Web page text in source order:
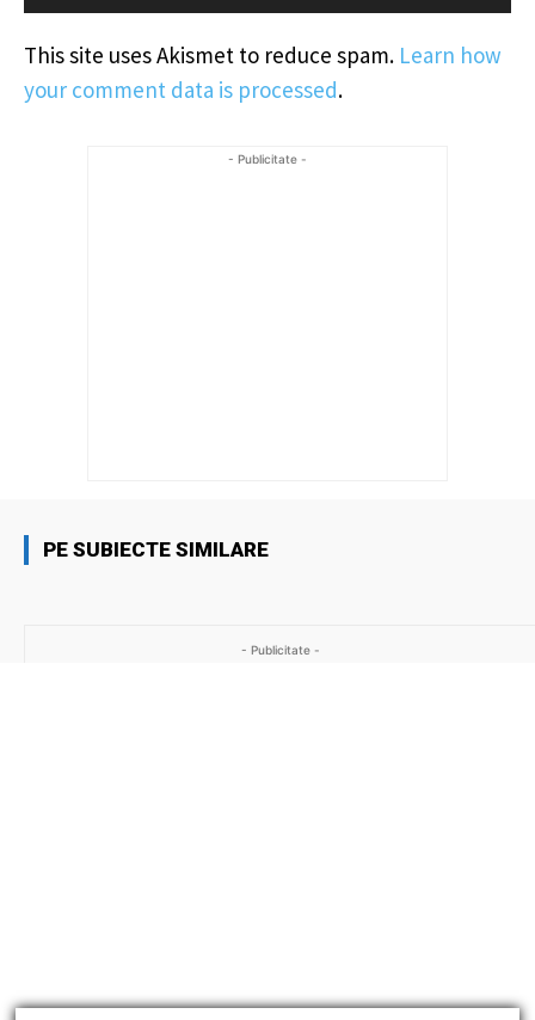
This site uses Akismet to reduce spam. Learn how
your comment data is processed.
- Publicitate -
PE SUBIECTE SIMILARE
- Publicitate -